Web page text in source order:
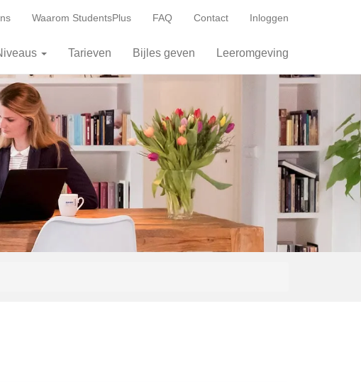
Waarom StudentsPlus FAQ Contact Inloggen
Tarieven Bijles geven Leeromgeving